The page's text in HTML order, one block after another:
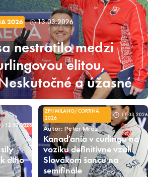
2026 13.03.2026
nestratilo medzi
elitou,
a úžasné
12.03.2026
dlho
ZPH MILANO/CORTINA
2026
11.03.2026
Autor: Peter Mráz
Kanaďania v curlingu na
vozíku definitívne vzali
Slovákom šancu na
semifinále